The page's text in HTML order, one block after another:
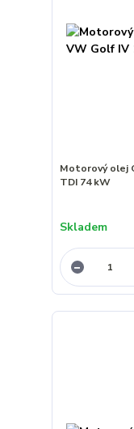
Motorový olej
TDI 74 kW
Skladem